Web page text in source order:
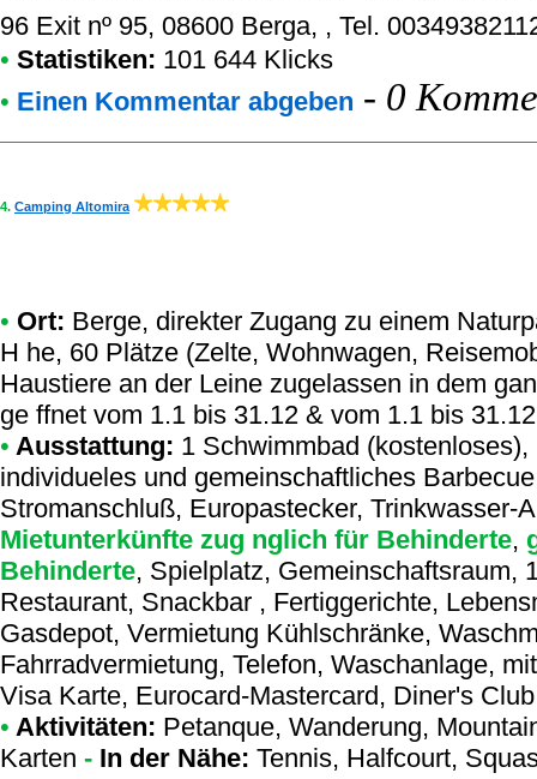
96 Exit nº 95, 08600 Berga, , Tel.
• Statistiken: 101 644 Klicks
• Einen Kommentar abgeben - 0
4. Camping Altomira
• Ort: Berge, direkter Zugang zu einem
H he, 60 Plätze (Zelte, Wohnwagen,
Haustiere an der Leine zugelassen in dem
ge ffnet vom 1.1 bis 31.12 & vom 1.1 bis 31.12
• Ausstattung: 1 Schwimmbad
individueles und gemeinschaftliches
Stromanschluß, Europastecker, Trinkwasser-
Mietunterkünfte zug nglich für Behinderte,
Behinderte, Spielplatz, Gemeinschaftsraum,
Restaurant, Snackbar , Fertiggerichte,
Gasdepot, Vermietung Kühlschränke,
Fahrradvermietung, Telefon, Waschanlage,
Visa Karte, Eurocard-Mastercard, Diner's
• Aktivitäten: Petanque, Wanderung,
Karten - In der Nähe: Tennis, Halfcourt,